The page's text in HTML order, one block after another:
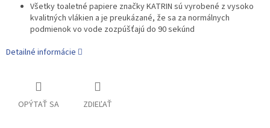
Všetky toaletné papiere značky KATRIN sú vyrobené z vysoko
kvalitných vlákien a je preukázané, že sa za normálnych
podmienok vo vode zozpúšťajú do 90 sekúnd
Detailné informácie
OPÝTAŤ SA ZDIEĽAŤ